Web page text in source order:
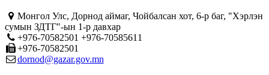
Монгол Улс, Дорнод аймаг, Чойбалсан хот, 6-р баг, "Хэрлэн
сумын ЗДТГ"-ын 1-р давхар
+976-70582501 +976-70585611
+976-70582501
dornod@gazar.gov.mn